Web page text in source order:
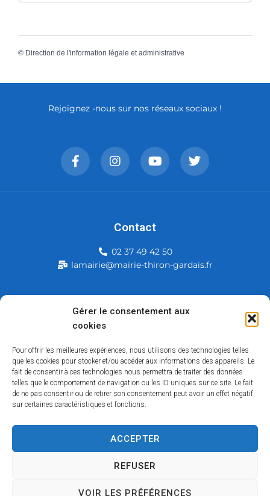
Gérer le consentement aux
cookies
Pour offrir les meilleures expériences, nous utilisons des technologies telles
que les cookies pour stocker et/ou accéder aux informations des appareils. Le
fait de consentir à ces technologies nous permettra de traiter des données
telles que le comportement de navigation ou les ID uniques sur ce site. Le fait
de ne pas consentir ou de retirer son consentement peut avoir un effet négatif
sur certaines caractéristiques et fonctions.
ACCEPTER
REFUSER
VOIR LES PRÉFÉRENCES
© Direction de l'information légale et administrative
Mairie de Thiron-Gardais
28480 Thiron-Gardais
Rejoignez -nous sur nos réseaux sociaux !
Contact
02 37 49 42 50
lamairie@mairie-thiron-gardais.fr
Traitement de données personnelles
Copyright © 2026 – Tous droits réservés